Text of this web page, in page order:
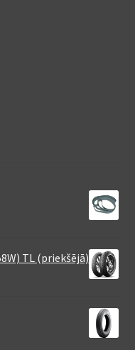
TL (priekšējā)